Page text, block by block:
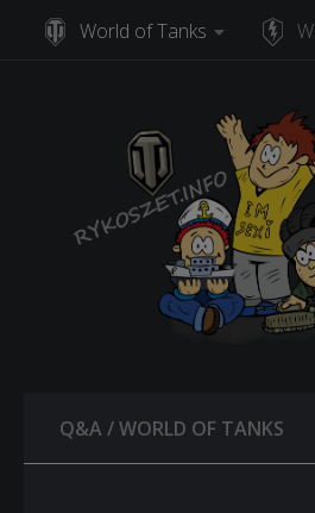
Skip to content
World of Tanks
Q&A /WORLD OF TANKS